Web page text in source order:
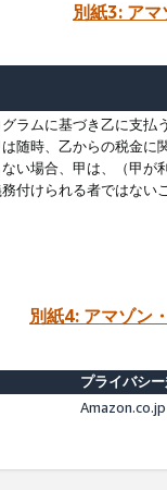
別紙3: ア
ラムに基づき乙に支
随時、乙からの税金
い場合、甲は、（甲
付けられる者ではな
別紙4: アマゾン
プライバシ